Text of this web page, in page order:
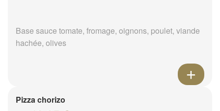
Base sauce tomate, fromage, oignons, poulet, viande
hachée, olives
Pizza chorizo